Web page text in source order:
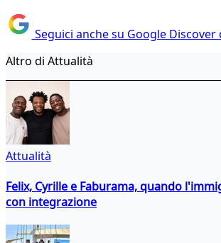
Seguici anche su Google Discover
Altro di Attualità
Attualità
Felix, Cyrille e Faburama, quando
con integrazione